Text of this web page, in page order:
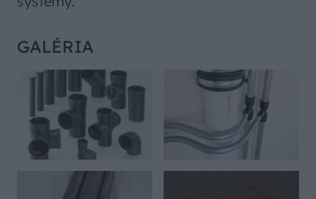
GALÉRIA